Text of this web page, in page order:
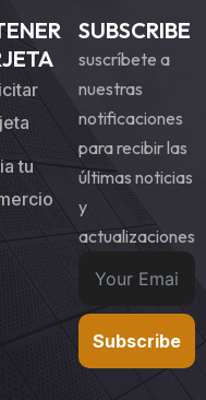
tu
SUBSCRIBE
suscríbete a
nuestras
notificaciones
para recibir las
últimas noticias
y
actualizaciones
Subscribe